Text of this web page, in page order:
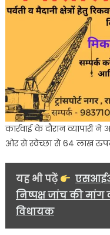
कार्रवाई के दौरान व्यापारी
ओर से स्वेच्छा से 64 लाख
यह भी पढ़ें
निष्पक्ष जांच की
विधायक